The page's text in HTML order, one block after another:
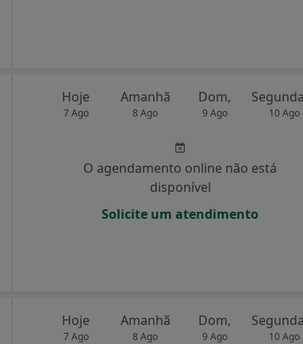
Hoje
7 Ago
Amanhã
8 Ago
Dom,
9 Ago 10 Ago
O agendamento online não está
disponível
Solicite um atendimento
Hoje
7 Ago
Amanhã
8 Ago
Dom,
9 Ago 10 Ago